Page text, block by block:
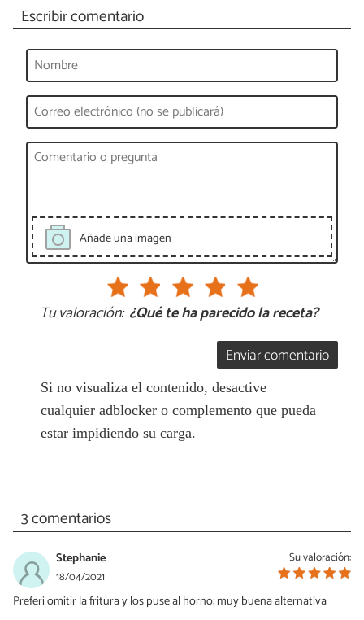
Escribir comentario
Añade una imagen
Tu valoración: ¿Qué te ha parecido la receta?
Enviar comentario
Si no visualiza el contenido, desactive
cualquier adblocker o complemento que pueda
estar impidiendo su carga.
3 comentarios
Su valoración:
Stephanie
18/04/2021
Preferi omitir la fritura y los puse al horno: muy buena alternativa